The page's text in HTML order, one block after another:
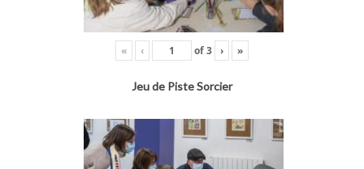
« ‹ of3 › »
Jeu de Piste Sorcier